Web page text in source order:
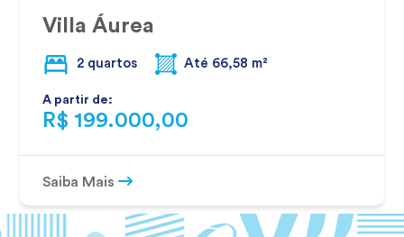
Villa Áurea
2 quartos Até 66,58 m²
A partir de:
R$ 199.000,00
Saiba Mais